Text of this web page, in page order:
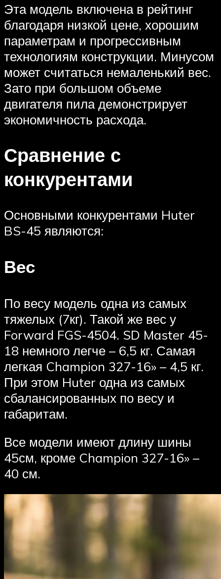
Эта модель включена в рейтинг
благодаря низкой цене, хорошим
параметрам и прогрессивным
технологиям конструкции. Минусом
может считаться немаленький вес.
Зато при большом объеме
двигателя пила демонстрирует
экономичность расхода.
Сравнение с
конкурентами
Основными конкурентами Huter
BS-45 являются:
Вес
По весу модель одна из самых
тяжелых (7кг). Такой же вес у
Forward FGS-4504. SD Master 45-
18 немного легче – 6,5 кг. Самая
легкая Champion 327-16» – 4,5 кг.
При этом Huter одна из самых
сбалансированных по весу и
габаритам.
Все модели имеют длину шины
45см, кроме Champion 327-16» –
40 см.